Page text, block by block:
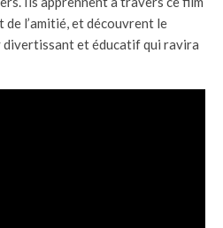
de l’amitié, et découvrent le
divertissant et éducatif qui ravira